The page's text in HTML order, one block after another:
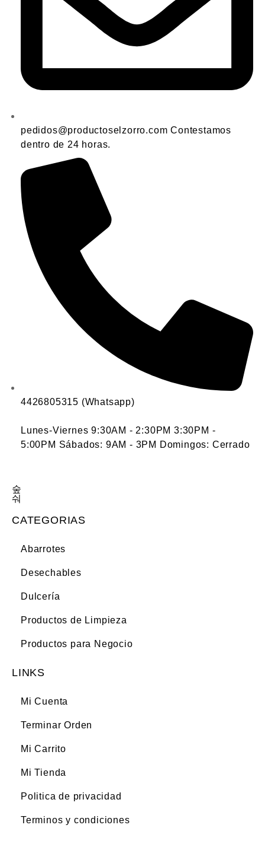
pedidos@productoselzorro.com Contestamos
dentro de 24 horas.
4426805315 (Whatsapp)
Lunes-Viernes 9:30AM - 2:30PM 3:30PM -
5:00PM Sábados: 9AM - 3PM Domingos: Cerrado
CATEGORIAS
Abarrotes
Desechables
Dulcería
Productos de Limpieza
Productos para Negocio
LINKS
Mi Cuenta
Terminar Orden
Mi Carrito
Mi Tienda
Politica de privacidad
Terminos y condiciones